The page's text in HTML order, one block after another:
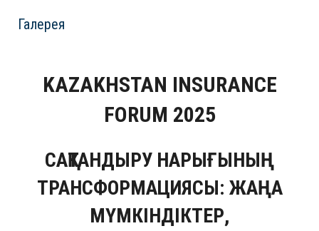
Галерея
KAZAKHSTAN INSURANCE
FORUM 2025
САҚТАНДЫРУ НАРЫҒЫНЫҢ
ТРАНСФОРМАЦИЯСЫ: ЖАҢА
МҮМКІНДІКТЕР,